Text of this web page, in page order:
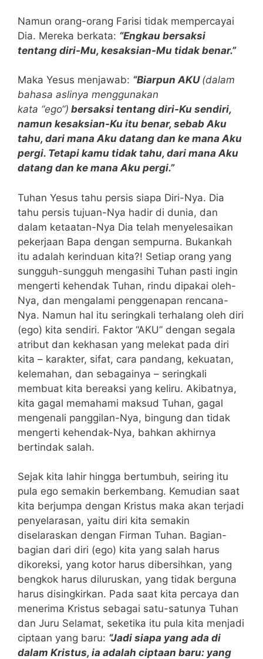
Namun orang-orang Farisi tidak mempercayai
Dia. Mereka berkata: “Engkau bersaksi
tentang diri-Mu, kesaksian-Mu tidak benar.”
Maka Yesus menjawab: “Biarpun AKU (dalam
bahasa aslinya menggunakan
kata “ego“) bersaksi tentang diri-Ku sendiri,
namun kesaksian-Ku itu benar, sebab Aku
tahu, dari mana Aku datang dan ke mana Aku
pergi. Tetapi kamu tidak tahu, dari mana Aku
datang dan ke mana Aku pergi.”
Tuhan Yesus tahu persis siapa Diri-Nya. Dia
tahu persis tujuan-Nya hadir di dunia, dan
dalam ketaatan-Nya Dia telah menyelesaikan
pekerjaan Bapa dengan sempurna. Bukankah
itu adalah kerinduan kita?! Setiap orang yang
sungguh-sungguh mengasihi Tuhan pasti ingin
mengerti kehendak Tuhan, rindu dipakai oleh-
Nya, dan mengalami penggenapan rencana-
Nya. Namun hal itu seringkali terhalang oleh diri
(ego) kita sendiri. Faktor “AKU” dengan segala
atribut dan kekhasan yang melekat pada diri
kita – karakter, sifat, cara pandang, kekuatan,
kelemahan, dan sebagainya – seringkali
membuat kita bereaksi yang keliru. Akibatnya,
kita gagal memahami maksud Tuhan, gagal
mengenali panggilan-Nya, bingung dan tidak
mengerti kehendak-Nya, bahkan akhirnya
bertindak salah.
Sejak kita lahir hingga bertumbuh, seiring itu
pula ego semakin berkembang. Kemudian saat
kita berjumpa dengan Kristus maka akan terjadi
penyelarasan, yaitu diri kita semakin
diselaraskan dengan Firman Tuhan. Bagian-
bagian dari diri (ego) kita yang salah harus
dikoreksi, yang kotor harus dibersihkan, yang
bengkok harus diluruskan, yang tidak berguna
harus disingkirkan. Pada saat kita percaya dan
menerima Kristus sebagai satu-satunya Tuhan
dan Juru Selamat, seketika itu pula kita menjadi
ciptaan yang baru: “Jadi siapa yang ada di
dalam Kristus, ia adalah ciptaan baru: yang